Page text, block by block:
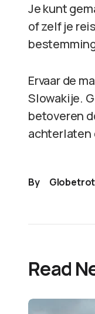
Je kunt
of zelf je
Ervaar de
Slowakije.
betoveren
achterlaten
By
Read